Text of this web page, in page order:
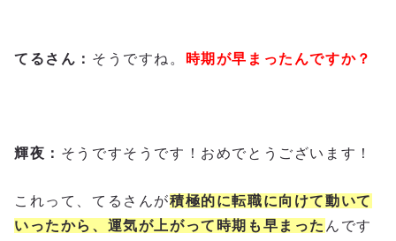
てるさん： そうですね。 時期が早まったんですか？
輝夜： そうですそうです！おめでとうございます！
これって、てるさんが積極的に転職に向けて動いて
いったから、運気が上がって時期も早まった んです